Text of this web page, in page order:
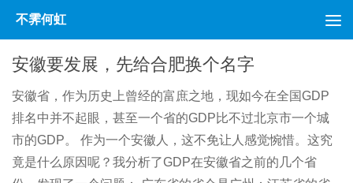
跳至内容
不霁何虹
安徽要发展，先给合肥换个名字
安徽省，作为历史上曾经的富庶之地，现如今在全国GDP
排名中并不起眼，甚至一个省的GDP比不过北京市一个城
市的GDP。 作为一个安徽人，这不免让人感觉惋惜。这究
竟是什么原因呢？我分析了GDP在安徽省之前的几个省